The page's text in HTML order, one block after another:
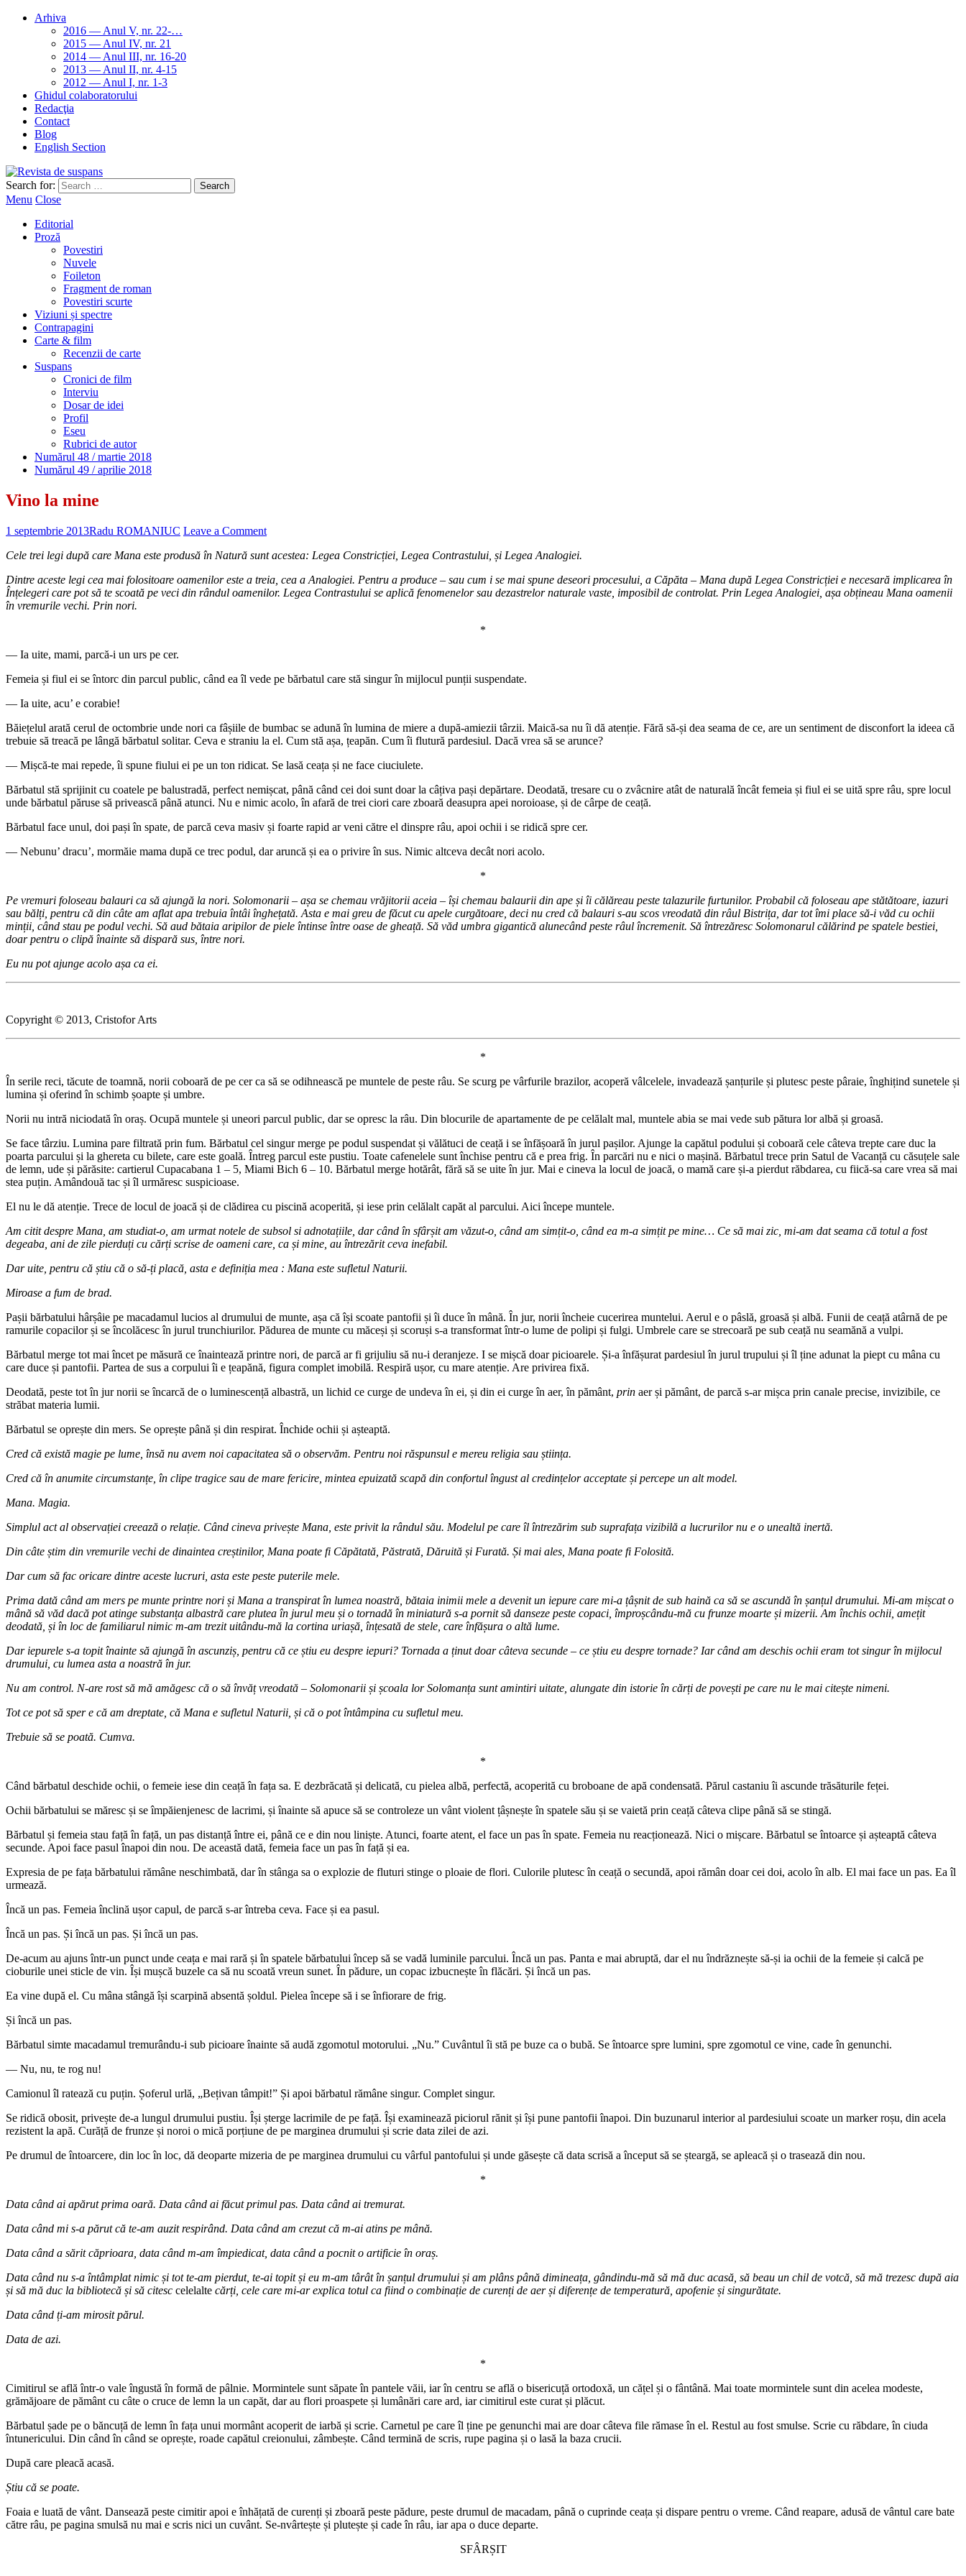
Arhiva
2016 — Anul V, nr. 22-…
2015 — Anul IV, nr. 21
2014 — Anul III, nr. 16-20
2013 — Anul II, nr. 4-15
2012 — Anul I, nr. 1-3
Ghidul colaboratorului
Redacţia
Contact
Blog
English Section
Search for:
Menu Close
Editorial
Proză
Povestiri
Nuvele
Foileton
Fragment de roman
Povestiri scurte
Viziuni și spectre
Contrapagini
Carte & film
Recenzii de carte
Suspans
Cronici de film
Interviu
Dosar de idei
Profil
Eseu
Rubrici de autor
Numărul 48 / martie 2018
Numărul 49 / aprilie 2018
Vino la mine
1 septembrie 2013Radu ROMANIUC Leave a Comment
Cele trei legi după care Mana este produsă în Natură sunt acestea: Legea Constricției, Legea Contrastului, și Legea Analogiei.
Dintre aceste legi cea mai folositoare oamenilor este a treia, cea a Analogiei. Pentru a produce – sau cum i se mai spune deseori procesului, a Căpăta – Mana după Legea Constricției e necesară implicarea în
Înțelegeri care pot să te scoată pe veci din rândul oamenilor. Legea Contrastului se aplică fenomenelor sau dezastrelor naturale vaste, imposibil de controlat. Prin Legea Analogiei, așa obțineau Mana oamenii
în vremurile vechi. Prin nori.
*
― Ia uite, mami, parcă-i un urs pe cer.
Femeia și fiul ei se întorc din parcul public, când ea îl vede pe bărbatul care stă singur în mijlocul punții suspendate.
― Ia uite, acu’ e corabie!
Băiețelul arată cerul de octombrie unde nori ca fâșiile de bumbac se adună în lumina de miere a după-amiezii târzii. Maică-sa nu îi dă atenție. Fără să-și dea seama de ce, are un sentiment de disconfort la ideea că
trebuie să treacă pe lângă bărbatul solitar. Ceva e straniu la el. Cum stă așa, țeapăn. Cum îi flutură pardesiul. Dacă vrea să se arunce?
― Mișcă-te mai repede, îi spune fiului ei pe un ton ridicat. Se lasă ceața și ne face ciuciulete.
Bărbatul stă sprijinit cu coatele pe balustradă, perfect nemișcat, până când cei doi sunt doar la câțiva pași depărtare. Deodată, tresare cu o zvâcnire atât de naturală încât femeia și fiul ei se uită spre râu, spre locul
unde bărbatul păruse să privească până atunci. Nu e nimic acolo, în afară de trei ciori care zboară deasupra apei noroioase, și de cârpe de ceață.
Bărbatul face unul, doi pași în spate, de parcă ceva masiv și foarte rapid ar veni către el dinspre râu, apoi ochii i se ridică spre cer.
― Nebunu’ dracu’, mormăie mama după ce trec podul, dar aruncă și ea o privire în sus. Nimic altceva decât nori acolo.
*
Pe vremuri foloseau balauri ca să ajungă la nori. Solomonarii – așa se chemau vrăjitorii aceia – își chemau balaurii din ape și îi călăreau peste talazurile furtunilor. Probabil că foloseau ape stătătoare, iazuri
sau bălți, pentru că din câte am aflat apa trebuia întâi înghețată. Asta e mai greu de făcut cu apele curgătoare, deci nu cred că balauri s-au scos vreodată din râul Bistrița, dar tot îmi place să-i văd cu ochii
minții, când stau pe podul vechi. Să aud bătaia aripilor de piele întinse între oase de gheață. Să văd umbra gigantică alunecând peste râul încremenit. Să întrezăresc Solomonarul călărind pe spatele bestiei,
doar pentru o clipă înainte să dispară sus, între nori.
Eu nu pot ajunge acolo așa ca ei.
Copyright © 2013, Cristofor Arts
*
În serile reci, tăcute de toamnă, norii coboară de pe cer ca să se odihnească pe muntele de peste râu. Se scurg pe vârfurile brazilor, acoperă vâlcelele, invadează șanțurile și plutesc peste pâraie, înghițind sunetele și
lumina și oferind în schimb șoapte și umbre.
Norii nu intră niciodată în oraș. Ocupă muntele și uneori parcul public, dar se opresc la râu. Din blocurile de apartamente de pe celălalt mal, muntele abia se mai vede sub pătura lor albă și groasă.
Se face târziu. Lumina pare filtrată prin fum. Bărbatul cel singur merge pe podul suspendat și vălătuci de ceață i se înfășoară în jurul pașilor. Ajunge la capătul podului și coboară cele câteva trepte care duc la
poarta parcului și la ghereta cu bilete, care este goală. Întreg parcul este pustiu. Toate cafenelele sunt închise pentru că e prea frig. În parcări nu e nici o mașină. Bărbatul trece prin Satul de Vacanță cu căsuțele sale
de lemn, ude și părăsite: cartierul Cupacabana 1 – 5, Miami Bich 6 – 10. Bărbatul merge hotărât, fără să se uite în jur. Mai e cineva la locul de joacă, o mamă care și-a pierdut răbdarea, cu fiică-sa care vrea să mai
stea puțin. Amândouă tac și îl urmăresc suspicioase.
El nu le dă atenție. Trece de locul de joacă și de clădirea cu piscină acoperită, și iese prin celălalt capăt al parcului. Aici începe muntele.
Am citit despre Mana, am studiat-o, am urmat notele de subsol si adnotațiile, dar când în sfârșit am văzut-o, când am simțit-o, când ea m-a simțit pe mine… Ce să mai zic, mi-am dat seama că totul a fost
degeaba, ani de zile pierduți cu cărți scrise de oameni care, ca și mine, au întrezărit ceva inefabil.
Dar uite, pentru că știu că o să-ți placă, asta e definiția mea : Mana este sufletul Naturii.
Miroase a fum de brad.
Pașii bărbatului hârșâie pe macadamul lucios al drumului de munte, așa că își scoate pantofii și îi duce în mână. În jur, norii încheie cucerirea muntelui. Aerul e o pâslă, groasă și albă. Funii de ceață atârnă de pe
ramurile copacilor și se încolăcesc în jurul trunchiurilor. Pădurea de munte cu măceși și scoruși s-a transformat într-o lume de polipi și fulgi. Umbrele care se strecoară pe sub ceață nu seamănă a vulpi.
Bărbatul merge tot mai încet pe măsură ce înaintează printre nori, de parcă ar fi grijuliu să nu-i deranjeze. I se mișcă doar picioarele. Și-a înfășurat pardesiul în jurul trupului și îl ține adunat la piept cu mâna cu
care duce și pantofii. Partea de sus a corpului îi e țeapănă, figura complet imobilă. Respiră ușor, cu mare atenție. Are privirea fixă.
Deodată, peste tot în jur norii se încarcă de o luminescență albastră, un lichid ce curge de undeva în ei, și din ei curge în aer, în pământ, prin aer și pământ, de parcă s-ar mișca prin canale precise, invizibile, ce
străbat materia lumii.
Bărbatul se oprește din mers. Se oprește până și din respirat. Închide ochii și așteaptă.
Cred că există magie pe lume, însă nu avem noi capacitatea să o observăm. Pentru noi răspunsul e mereu religia sau știința.
Cred că în anumite circumstanțe, în clipe tragice sau de mare fericire, mintea epuizată scapă din confortul îngust al credințelor acceptate și percepe un alt model.
Mana. Magia.
Simplul act al observației creează o relație. Când cineva privește Mana, este privit la rândul său. Modelul pe care îl întrezărim sub suprafața vizibilă a lucrurilor nu e o unealtă inertă.
Din câte știm din vremurile vechi de dinaintea creștinilor, Mana poate fi Căpătată, Păstrată, Dăruită și Furată. Și mai ales, Mana poate fi Folosită.
Dar cum să fac oricare dintre aceste lucruri, asta este peste puterile mele.
Prima dată când am mers pe munte printre nori și Mana a transpirat în lumea noastră, bătaia inimii mele a devenit un iepure care mi-a țâșnit de sub haină ca să se ascundă în șanțul drumului. Mi-am mișcat o
mână să văd dacă pot atinge substanța albastră care plutea în jurul meu și o tornadă în miniatură s-a pornit să danseze peste copaci, împroșcându-mă cu frunze moarte și mizerii. Am închis ochii, amețit
deodată, și în loc de familiarul nimic m-am trezit uitându-mă la cortina uriașă, înțesată de stele, care înfășura o altă lume.
Dar iepurele s-a topit înainte să ajungă în ascunziș, pentru că ce știu eu despre iepuri? Tornada a ținut doar câteva secunde – ce știu eu despre tornade? Iar când am deschis ochii eram tot singur în mijlocul
drumului, cu lumea asta a noastră în jur.
Nu am control. N-are rost să mă amăgesc că o să învăț vreodată – Solomonarii și școala lor Solomanța sunt amintiri uitate, alungate din istorie în cărți de povești pe care nu le mai citește nimeni.
Tot ce pot să sper e că am dreptate, că Mana e sufletul Naturii, și că o pot întâmpina cu sufletul meu.
Trebuie să se poată. Cumva.
*
Când bărbatul deschide ochii, o femeie iese din ceață în fața sa. E dezbrăcată și delicată, cu pielea albă, perfectă, acoperită cu broboane de apă condensată. Părul castaniu îi ascunde trăsăturile feței.
Ochii bărbatului se măresc și se împăienjenesc de lacrimi, și înainte să apuce să se controleze un vânt violent țâșnește în spatele său și se vaietă prin ceață câteva clipe până să se stingă.
Bărbatul și femeia stau față în față, un pas distanță între ei, până ce e din nou liniște. Atunci, foarte atent, el face un pas în spate. Femeia nu reacționează. Nici o mișcare. Bărbatul se întoarce și așteaptă câteva
secunde. Apoi face pasul înapoi din nou. De această dată, femeia face un pas în față și ea.
Expresia de pe fața bărbatului rămâne neschimbată, dar în stânga sa o explozie de fluturi stinge o ploaie de flori. Culorile plutesc în ceață o secundă, apoi rămân doar cei doi, acolo în alb. El mai face un pas. Ea îl
urmează.
Încă un pas. Femeia înclină ușor capul, de parcă s-ar întreba ceva. Face și ea pasul.
Încă un pas. Și încă un pas. Și încă un pas.
De-acum au ajuns într-un punct unde ceața e mai rară și în spatele bărbatului încep să se vadă luminile parcului. Încă un pas. Panta e mai abruptă, dar el nu îndrăznește să-și ia ochii de la femeie și calcă pe
cioburile unei sticle de vin. Își mușcă buzele ca să nu scoată vreun sunet. În pădure, un copac izbucnește în flăcări. Și încă un pas.
Ea vine după el. Cu mâna stângă își scarpină absentă șoldul. Pielea începe să i se înfiorare de frig.
Și încă un pas.
Bărbatul simte macadamul tremurându-i sub picioare înainte să audă zgomotul motorului. „Nu.” Cuvântul îi stă pe buze ca o bubă. Se întoarce spre lumini, spre zgomotul ce vine, cade în genunchi.
― Nu, nu, te rog nu!
Camionul îl ratează cu puțin. Șoferul urlă, „Bețivan tâmpit!” Și apoi bărbatul rămâne singur. Complet singur.
Se ridică obosit, privește de-a lungul drumului pustiu. Își șterge lacrimile de pe față. Își examinează piciorul rănit și își pune pantofii înapoi. Din buzunarul interior al pardesiului scoate un marker roșu, din acela
rezistent la apă. Curăță de frunze și noroi o mică porțiune de pe marginea drumului și scrie data zilei de azi.
Pe drumul de întoarcere, din loc în loc, dă deoparte mizeria de pe marginea drumului cu vârful pantofului și unde găsește că data scrisă a început să se șteargă, se apleacă și o trasează din nou.
*
Data când ai apărut prima oară. Data când ai făcut primul pas. Data când ai tremurat.
Data când mi s-a părut că te-am auzit respirând. Data când am crezut că m-ai atins pe mână.
Data când a sărit căprioara, data când m-am împiedicat, data când a pocnit o artificie în oraș.
Data când nu s-a întâmplat nimic și tot te-am pierdut, te-ai topit și eu m-am târât în șanțul drumului și am plâns până dimineața, gândindu-mă să mă duc acasă, să beau un chil de votcă, să mă trezesc după aia
și să mă duc la bibliotecă și să citesc celelalte cărți, cele care mi-ar explica totul ca fiind o combinație de curenți de aer și diferențe de temperatură, apofenie și singurătate.
Data când ți-am mirosit părul.
Data de azi.
*
Cimitirul se află într-o vale îngustă în formă de pâlnie. Mormintele sunt săpate în pantele văii, iar în centru se află o bisericuță ortodoxă, un cățel și o fântână. Mai toate mormintele sunt din acelea modeste,
grămăjoare de pământ cu câte o cruce de lemn la un capăt, dar au flori proaspete și lumânări care ard, iar cimitirul este curat și plăcut.
Bărbatul șade pe o băncuță de lemn în fața unui mormânt acoperit de iarbă și scrie. Carnetul pe care îl ține pe genunchi mai are doar câteva file rămase în el. Restul au fost smulse. Scrie cu răbdare, în ciuda
întunericului. Din când în când se oprește, roade capătul creionului, zâmbește. Când termină de scris, rupe pagina și o lasă la baza crucii.
După care pleacă acasă.
Știu că se poate.
Foaia e luată de vânt. Dansează peste cimitir apoi e înhățată de curenți și zboară peste pădure, peste drumul de macadam, până o cuprinde ceața și dispare pentru o vreme. Când reapare, adusă de vântul care bate
către râu, pe pagina smulsă nu mai e scris nici un cuvânt. Se-nvârtește și plutește și cade în râu, iar apa o duce departe.
SFÂRȘIT